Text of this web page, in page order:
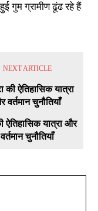
गुम ग्रामीण ढूंढ रहे हैं
NEXT ARTICLE
ऐतिहासिक यात्रा और
वर्तमान चुनौतियाँ